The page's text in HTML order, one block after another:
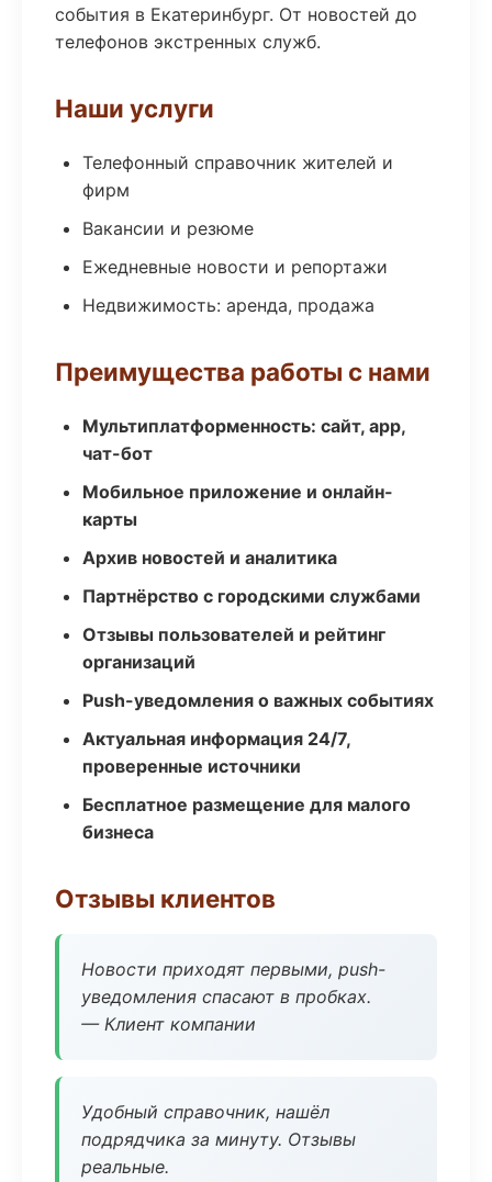
события в Екатеринбург. От новостей до
телефонов экстренных служб.
Наши услуги
Телефонный справочник жителей и
фирм
Вакансии и резюме
Ежедневные новости и репортажи
Недвижимость: аренда, продажа
Преимущества работы с нами
Мультиплатформенность: сайт, app,
чат-бот
Мобильное приложение и онлайн-
карты
Архив новостей и аналитика
Партнёрство с городскими службами
Отзывы пользователей и рейтинг
организаций
Push-уведомления о важных событиях
Актуальная информация 24/7,
проверенные источники
Бесплатное размещение для малого
бизнеса
Отзывы клиентов
Новости приходят первыми, push-
уведомления спасают в пробках.
— Клиент компании
Удобный справочник, нашёл
подрядчика за минуту. Отзывы
реальные.